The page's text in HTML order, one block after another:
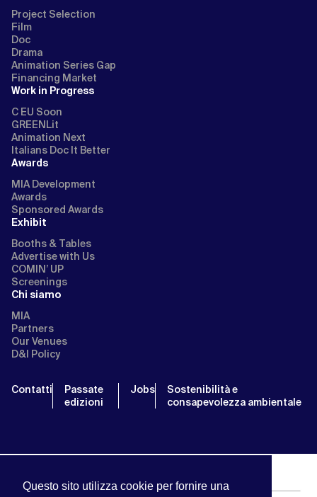
Questo sito utilizza cookie per fornire una
Project Selection
Film
Doc
Drama
Animation Series Gap
Financing Market
Work in Progress
C EU Soon
GREENLit
Animation Next
Italians Doc It Better
Awards
MIA Development
Awards
Sponsored Awards
Exhibit
Booths & Tables
Advertise with Us
COMIN’ UP
Screenings
Chi siamo
MIA
Partners
Our Venues
D&I Policy
Contatti
Passate
edizioni
Jobs
Sostenibilità e
consapevolezza ambientale